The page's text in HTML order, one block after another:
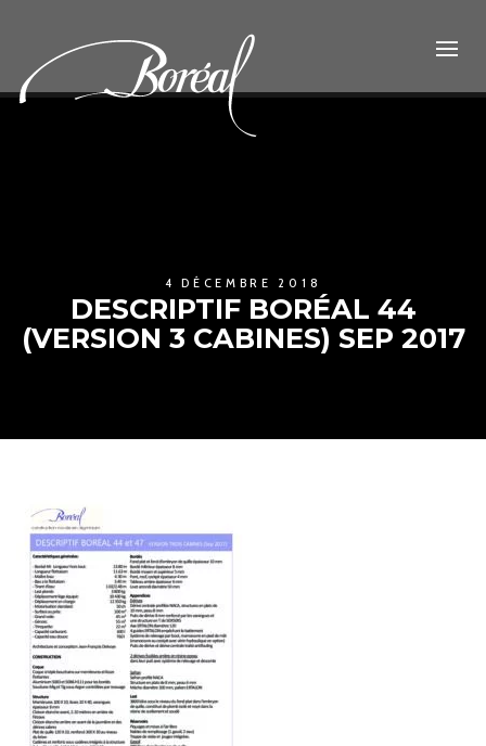
4 DÉCEMBRE 2018
DESCRIPTIF BORÉAL 44
(VERSION 3 CABINES) SEP 2017